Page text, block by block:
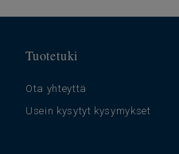
Tuotetuki
Ota yhteyttä
Usein kysytyt kysymykset